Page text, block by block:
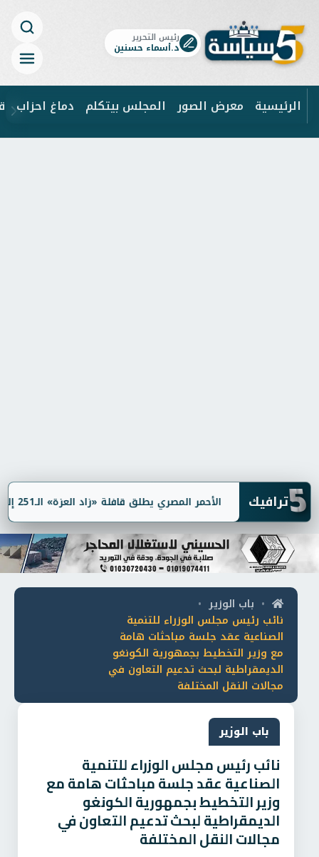
رئيس التحرير
د.أسماء حسنين
الرئيسية معرض الصور المجلس بيتكلم دماغ احزاب
5ترافيكالأحمر المصري يطلق قافلة «زاد العزة» الـ251 إلى غزة بـ3,100 طن مساعدات
• باب الوزير •
نائب رئيس مجلس الوزراء للتنمية
الصناعية عقد جلسة مباحثات هامة
مع وزير التخطيط بجمهورية الكونغو
الديمقراطية لبحث تدعيم التعاون في
مجالات النقل المختلفة
باب الوزير
نائب رئيس مجلس الوزراء للتنمية
الصناعية عقد جلسة مباحثات هامة مع
وزير التخطيط بجمهورية الكونغو
الديمقراطية لبحث تدعيم التعاون في
مجالات النقل المختلفة